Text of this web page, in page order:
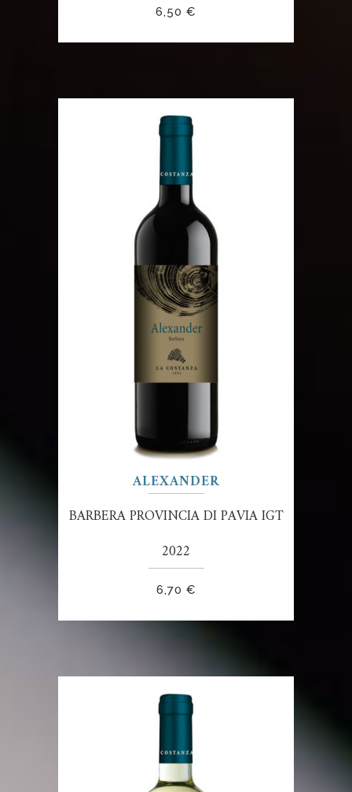
6,50 €
ALEXANDER
BARBERA PROVINCIA DI PAVIA IGT
2022
6,70 €